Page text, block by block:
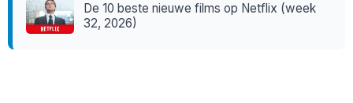
De 10 beste nieuwe films op Netflix (week
32, 2026)